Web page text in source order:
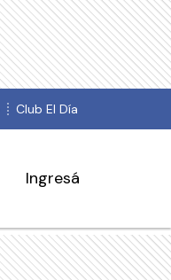
Club El Día
Ingresá